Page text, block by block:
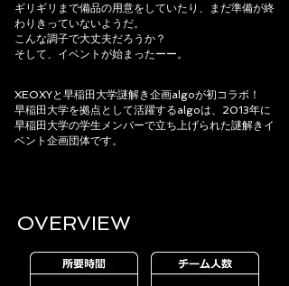
ギリギリまで備品の用意をしていたり、まだ準備が終
わりきっていないようだ。
こんな調子で大丈夫だろうか？
そして、イベントが始まったーー。
XEOXYと早稲田大学謎解き企画algoが初コラボ！
早稲田大学を拠点として活躍するalgoは、2013年に
早稲田大学の学生メンバーで立ち上げられた謎解きイ
ベント企画団体です。
OVERVIEW​